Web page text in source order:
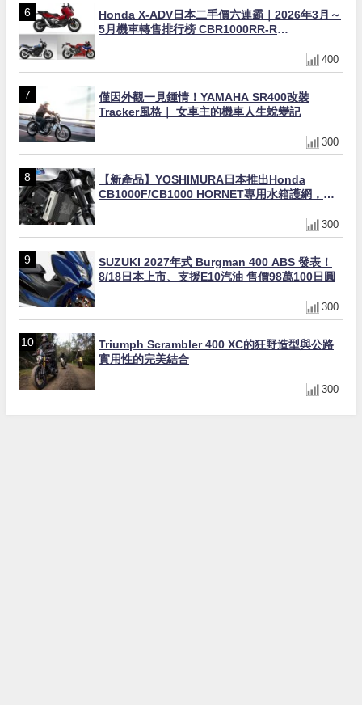
Honda X-ADV日本二手價六連霸｜2026年3月～
5月機車轉售排行榜 CBR1000RR-R
400
僅因外觀一見鍾情！YAMAHA SR400改裝
Tracker風格｜ 女車主的機車人生蛻變記
300
【新產品】YOSHIMURA日本推出Honda
CB1000F/CB1000 HORNET專用水箱護網，六
300
SUZUKI 2027年式 Burgman 400 ABS 發表！
8/18日本上市、支援E10汽油 售價98萬100日圓
300
Triumph Scrambler 400 XC的狂野造型與公路
實用性的完美結合
300